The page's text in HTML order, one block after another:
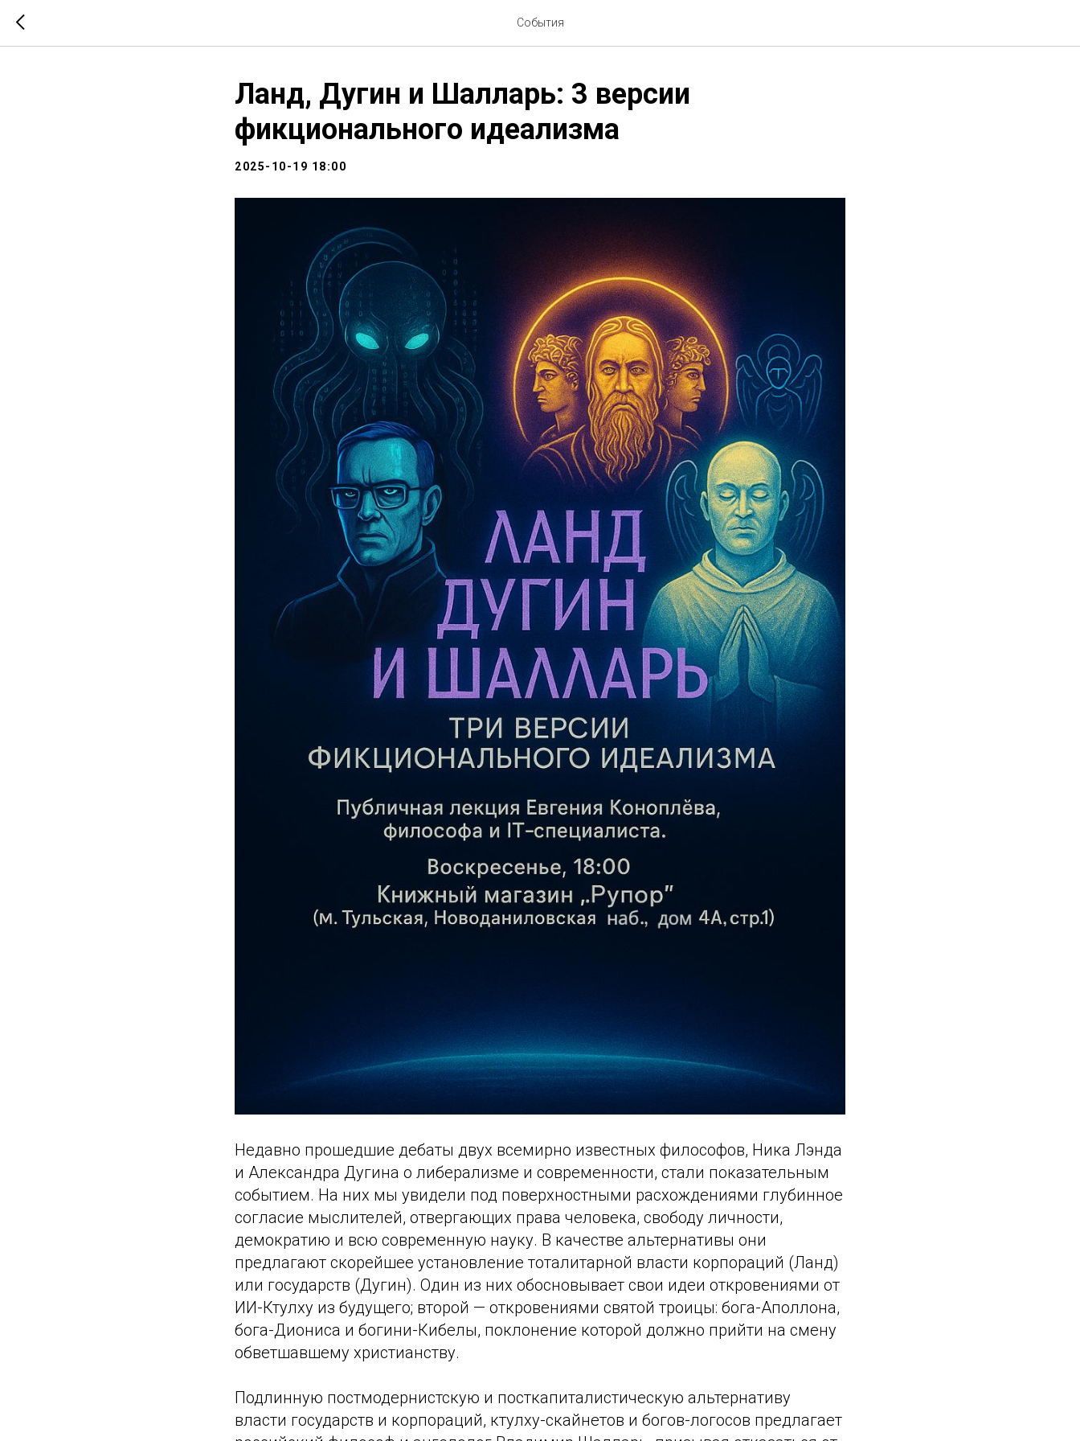
События
Ланд, Дугин и Шалларь: 3 версии
фикционального идеализма
2025-10-19 18:00
Недавно прошедшие дебаты двух всемирно известных философов, Ника Лэнда
и Александра Дугина о либерализме и современности, стали показательным
событием. На них мы увидели под поверхностными расхождениями глубинное
согласие мыслителей, отвергающих права человека, свободу личности,
демократию и всю современную науку. В качестве альтернативы они
предлагают скорейшее установление тоталитарной власти корпораций (Ланд)
или государств (Дугин). Один из них обосновывает свои идеи откровениями от
ИИ-Ктулху из будущего; второй — откровениями святой троицы: бога-Аполлона,
бога-Диониса и богини-Кибелы, поклонение которой должно прийти на смену
обветшавшему христианству.
Подлинную постмодернистскую и посткапиталистическую альтернативу
власти государств и корпораций, ктулху-скайнетов и богов-логосов предлагает